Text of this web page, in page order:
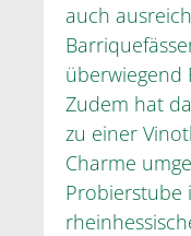
auch
überwiegend
Zudem hat
zu einer
Charme
Probierstube